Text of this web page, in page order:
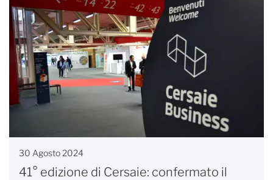
30 Agosto 2024
41° edizione di Cersaie: confermato il